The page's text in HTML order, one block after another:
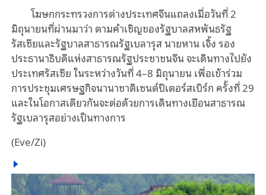
โฆษกกระทรวงการต่างประเทศจีนแถลงเมื่อวันที่ 2
มิถุนายนที่ผ่านมาว่า ตามคำเชิญของรัฐบาลสหพันธรัฐ
รัสเซียและรัฐบาลสาธารณรัฐเบลารุส นายหาน เจิ้ง รอง
ประธานาธิบดีแห่งสาธารณรัฐประชาชนจีน จะเดินทางไปยัง
ประเทศรัสเซีย ในระหว่างวันที่ 4–8 มิถุนายน เพื่อเข้าร่วม
การประชุมเศรษฐกิจนานาชาติเซนต์ปีเตอร์สเบิร์ก ครั้งที่ 29
และในโอกาสเดียวกันจะต่อด้วยการเดินทางเยือนสาธารณ
รัฐเบลารุสอย่างเป็นทางการ
(Eve/Zi)